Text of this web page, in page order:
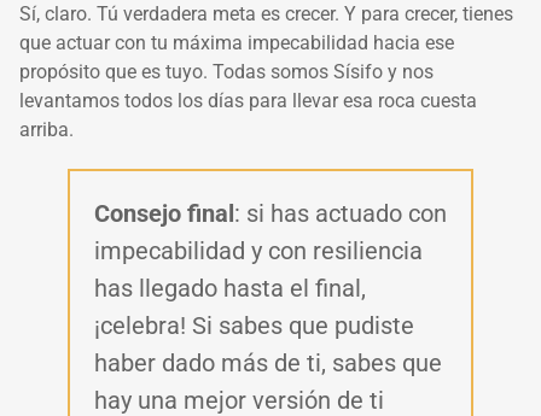
Sí, claro. Tú verdadera meta es crecer. Y para crecer, tienes
que actuar con tu máxima impecabilidad hacia ese
propósito que es tuyo. Todas somos Sísifo y nos
levantamos todos los días para llevar esa roca cuesta
arriba.
Consejo final: si has actuado con
impecabilidad y con resiliencia
has llegado hasta el final,
¡celebra! Si sabes que pudiste
haber dado más de ti, sabes que
hay una mejor versión de ti